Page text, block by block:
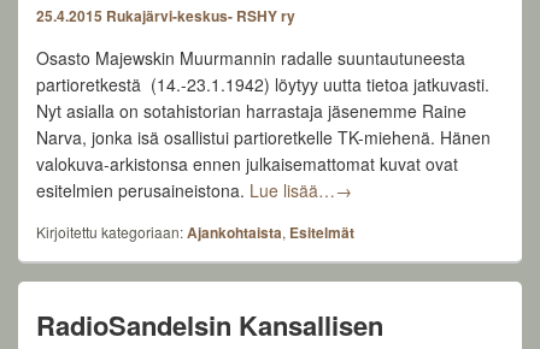
25.4.2015 Rukajärvi-keskus- RSHY ry
Osasto Majewskin Muurmannin radalle suuntautuneesta
partioretkestä (14.-23.1.1942) löytyy uutta tietoa jatkuvasti.
Nyt asialla on sotahistorian harrastaja jäsenemme Raine
Narva, jonka isä osallistui partioretkelle TK-miehenä. Hänen
valokuva-arkistonsa ennen julkaisemattomat kuvat ovat
esitelmien perusaineistona. Lue lisää…Muurmannin radan
→
Kirjoitettu kategoriaan:Ajankohtaista, Esitelmät
RadioSandelsin Kansallisen